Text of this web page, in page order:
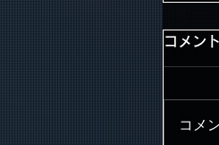
コメント
コメ